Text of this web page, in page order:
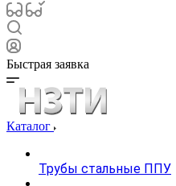
Быстрая заявка
Каталог
Трубы стальные ППУ